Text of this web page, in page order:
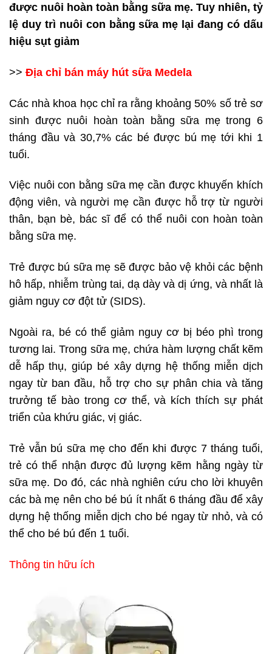
được nuôi hoàn toàn bằng sữa mẹ. Tuy nhiên, tỷ
lệ duy trì nuôi con bằng sữa mẹ lại đang có dấu
hiệu sụt giảm
>> Địa chỉ bán máy hút sữa Medela
Các nhà khoa học chỉ ra rằng khoảng 50% số trẻ sơ
sinh được nuôi hoàn toàn bằng sữa mẹ trong 6
tháng đầu và 30,7% các bé được bú mẹ tới khi 1
tuổi.
Việc nuôi con bằng sữa mẹ cần được khuyến khích
động viên, và người mẹ cần được hỗ trợ từ người
thân, bạn bè, bác sĩ để có thể nuôi con hoàn toàn
bằng sữa mẹ.
Trẻ được bú sữa mẹ sẽ được bảo vệ khỏi các bệnh
hô hấp, nhiễm trùng tai, dạ dày và dị ứng, và nhất là
giảm nguy cơ đột tử (SIDS).
Ngoài ra, bé có thể giảm nguy cơ bị béo phì trong
tương lai. Trong sữa mẹ, chứa hàm lượng chất kẽm
dễ hấp thụ, giúp bé xây dựng hệ thống miễn dịch
ngay từ ban đầu, hỗ trợ cho sự phân chia và tăng
trưởng tế bào trong cơ thể, và kích thích sự phát
triển của khứu giác, vị giác.
Trẻ vẫn bú sữa mẹ cho đến khi được 7 tháng tuổi,
trẻ có thể nhận được đủ lượng kẽm hằng ngày từ
sữa mẹ. Do đó, các nhà nghiên cứu cho lời khuyên
các bà mẹ nên cho bé bú ít nhất 6 tháng đầu để xây
dựng hệ thống miễn dịch cho bé ngay từ nhỏ, và có
thể cho bé bú đến 1 tuổi.
Thông tin hữu ích